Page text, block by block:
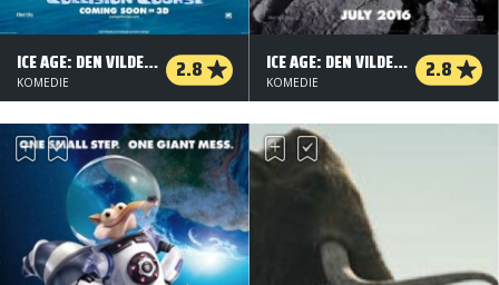
ICE AGE: DEN VILDESTE REJSE - ORG.VERS. - 3 D 2.8
KOMEDIE
ICE AGE: DEN VILDESTE REJSE - 2 D 2.8
KOMEDIE